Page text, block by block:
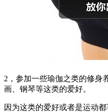
2，参加一些瑜伽之类的修身
画、钢琴等这类的爱好。
因为这类的爱好或者是运动